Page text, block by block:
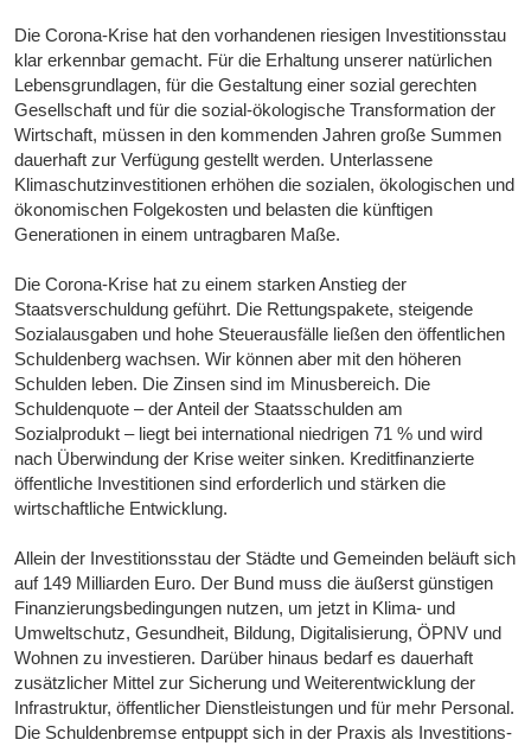
Die Corona-Krise hat den vorhandenen riesigen Investitionsstau
klar erkennbar gemacht. Für die Erhaltung unserer natürlichen
Lebensgrundlagen, für die Gestaltung einer sozial gerechten
Gesellschaft und für die sozial-ökologische Transformation der
Wirtschaft, müssen in den kommenden Jahren große Summen
dauerhaft zur Verfügung gestellt werden. Unterlassene
Klimaschutzinvestitionen erhöhen die sozialen, ökologischen und
ökonomischen Folgekosten und belasten die künftigen
Generationen in einem untragbaren Maße.
Die Corona-Krise hat zu einem starken Anstieg der
Staatsverschuldung geführt. Die Rettungspakete, steigende
Sozialausgaben und hohe Steuerausfälle ließen den öffentlichen
Schuldenberg wachsen. Wir können aber mit den höheren
Schulden leben. Die Zinsen sind im Minusbereich. Die
Schuldenquote – der Anteil der Staatsschulden am
Sozialprodukt – liegt bei international niedrigen 71 % und wird
nach Überwindung der Krise weiter sinken. Kreditfinanzierte
öffentliche Investitionen sind erforderlich und stärken die
wirtschaftliche Entwicklung.
Allein der Investitionsstau der Städte und Gemeinden beläuft sich
auf 149 Milliarden Euro. Der Bund muss die äußerst günstigen
Finanzierungsbedingungen nutzen, um jetzt in Klima- und
Umweltschutz, Gesundheit, Bildung, Digitalisierung, ÖPNV und
Wohnen zu investieren. Darüber hinaus bedarf es dauerhaft
zusätzlicher Mittel zur Sicherung und Weiterentwicklung der
Infrastruktur, öffentlicher Dienstleistungen und für mehr Personal.
Die Schuldenbremse entpuppt sich in der Praxis als Investitions-